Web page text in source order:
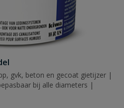
gvk, beton en gecoat gietijzer |
bij alle diameters |